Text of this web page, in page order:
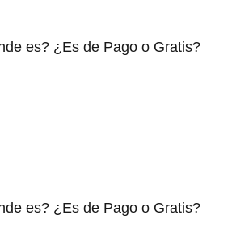
es? ¿Es de Pago o Gratis?
es? ¿Es de Pago o Gratis?